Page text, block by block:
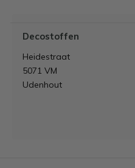
Decostoffen
Heidestraat
5071 VM
Udenhout